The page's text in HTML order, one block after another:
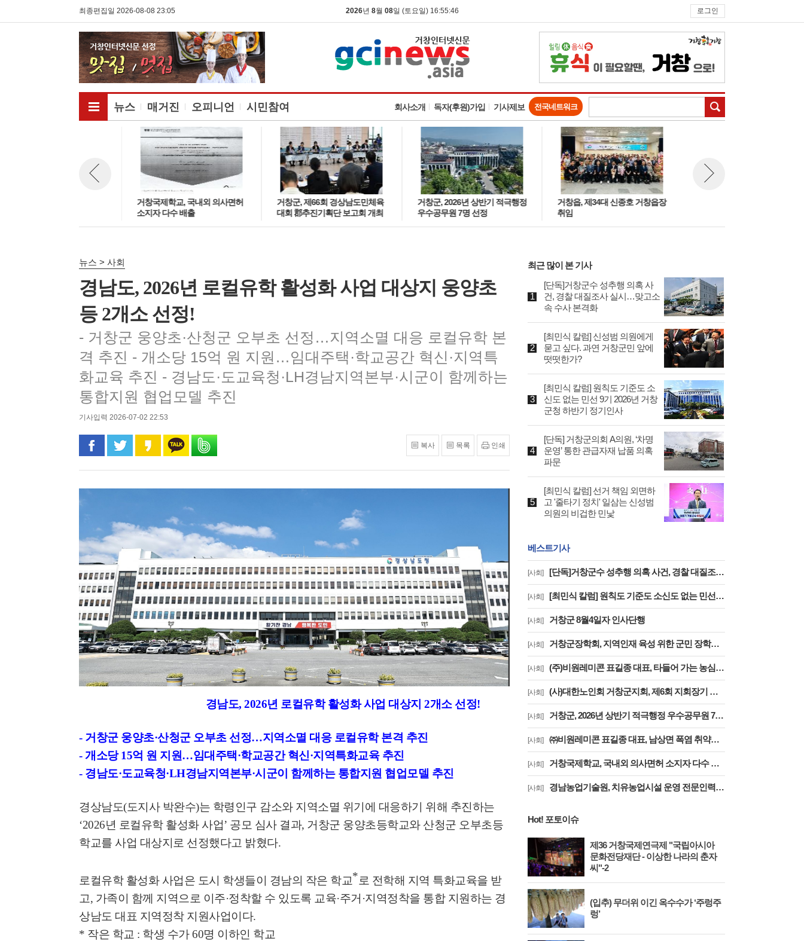
최종편집일 2026-08-08 23:05 2026년 8월 08일 (토요일) 16:55:47 로그인
뉴스 매거진 오피니언 시민참여 회사소개 독자(후원)가입 기사제보 전국네트워크
전체메뉴보기
거창국제학교, 국내외 의사면허
소지자 다수 배출
거창군, 제66회 경상남도민체육
대회 郡추진기획단 보고회 개최
거창군, 2026년 상반기 적극행정
우수공무원 7명 선정
거창읍, 제34대 신종호 거창읍장
취임
뉴스 > 사회
경남도, 2026년 로컬유학 활성화 사업 대상지 웅양초
등 2개소 선정!
- 거창군 웅양초·산청군 오부초 선정…지역소멸 대응 로컬유학 본
격 추진 - 개소당 15억 원 지원…임대주택·학교공간 혁신·지역특
화교육 추진 - 경남도·도교육청·LH경남지역본부·시군이 함께하는
통합지원 협업모델 추진
기사입력 2026-07-02 22:53
페이스북으로 공유
트위터로 공유카카오 스토리로 공유
카카오톡으로 공유
복사 목록 인쇄
경남도, 2026년 로컬유학 활성화 사업 대상지2개소 선정!
- 거창군 웅양초·산청군 오부초 선정…지역소멸 대응 로컬유학 본격 추진
-개소당15억 원 지원…임대주택·학교공간 혁신·지역특화교육 추진
- 경남도·도교육청·LH경남지역본부·시군이 함께하는 통합지원 협업모델 추진
경상남도(도지사 박완수)는 학령인구 감소와 지역소멸 위기에 대응하기 위해 추진하는
‘2026년 로컬유학 활성화 사업’ 공모 심사 결과, 거창군 웅양초등학교와 산청군 오부초등
학교를 사업 대상지로 선정했다고 밝혔다.
로컬유학 활성화 사업은 도시 학생들이 경남의 작은 학교*로 전학해 지역 특화교육을 받
고, 가족이 함께 지역으로 이주·정착할 수 있도록 교육·주거 ·지역정착을 통합 지원하는 경
상남도 대표 지역정착 지원사업이다.
* 작은 학교 : 학생 수가60명 이하인 학교
최근 많이 본 기사
[단독]거창군수 성추행 의혹 사
건, 경찰 대질조사 실시…맞고소
속 수사 본격화
[최민식 칼럼] 신성범 의원에게
묻고 싶다. 과연 거창군민 앞에
떳떳한가?
[최민식 칼럼] 원칙도 기준도 소
신도 없는 민선 9기 2026년 거창
군청 하반기 정기인사
[단독] 거창군의회 A의원, ‘차명
운영’ 통한 관급자재 납품 의혹
파문
[최민식 칼럼] 선거 책임 외면하
고 '줄타기 정치' 일삼는 신성범
의원의 비겁한 민낯
베스트기사
[사회] [단독]거창군수 성추행 의혹 사건, 경찰 대질조사 실시…맞고소 속 수사 본격화
[사회] [최민식 칼럼] 원칙도 기준도 소신도 없는 민선 9기 2026년 거창군청 하반기 정기인사
[사회] 거창군 8월4일자 인사단행
[사회] 거창군장학회, 지역인재 육성 위한 군민 장학금 기탁 잇따라
[사회] (주)비원레미콘 표길종 대표, 타들어 가는 농심에 ‘생명수’ 싣고 달렸다
[사회] (사)대한노인회 거창군지회, 제6회 지회장기 한궁대회 성료
[사회] 거창군, 2026년 상반기 적극행정 우수공무원 7명 선정
[사회] ㈜비원레미콘 표길종 대표, 남상면 폭염 취약계층에 선풍기 20대 기탁… ‘시원한 나눔’ 실천
[사회] 거창국제학교, 국내외 의사면허 소지자 다수 배출
[사회] 경남농업기술원, 치유농업시설 운영 전문인력 35명 배출
Hot! 포토이슈
제36 거창국제연극제 "국립아시아
문화전당재단 - 이상한 나라의 춘자
씨"-2
(입추) 무더위 이긴 옥수수가 ‘주렁주
렁’